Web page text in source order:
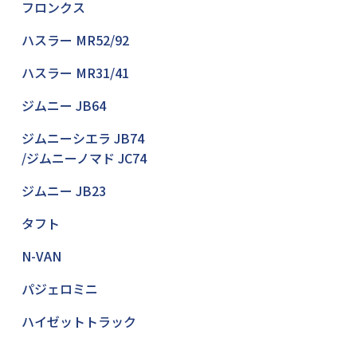
フロンクス
ハスラー MR52/92
ハスラー MR31/41
ジムニー JB64
ジムニーシエラ JB74
/ジムニーノマド JC74
ジムニー JB23
タフト
N-VAN
パジェロミニ
ハイゼットトラック